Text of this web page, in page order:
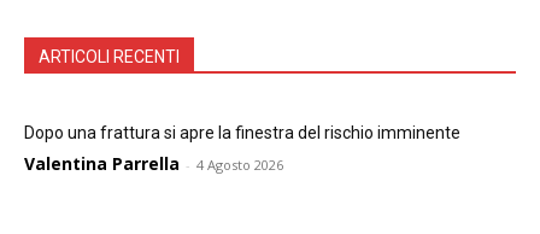
ARTICOLI RECENTI
Dopo una frattura si apre la finestra del rischio imminente
Valentina Parrella - 4 Agosto 2026